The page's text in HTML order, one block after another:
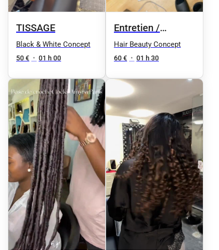
TISSAGE
Black & White Concept
50 € • 01 h 00
Entretien /
Retwist des locks
Hair Beauty Concept
60 € • 01 h 30